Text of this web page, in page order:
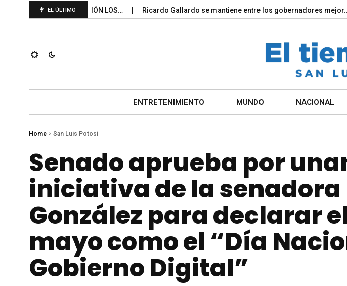
EL ÚLTIMO
PONE EN OPERACIÓN LOS… Ricardo Gallardo se mantiene entre los gobernadores mejor…
ENTRETENIMIENTO MUNDO NACIONAL
Home > San Luis Potosí
Senado aprueba por
iniciativa de la senadora
González para declarar el
mayo como el “Día
Gobierno Digital”